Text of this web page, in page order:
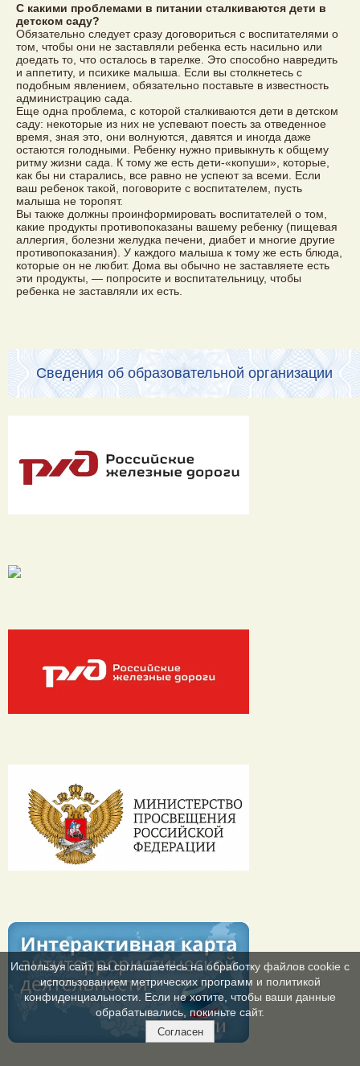
С какими проблемами в питании сталкиваются дети в
детском саду?
Обязательно следует сразу договориться с воспитателями о
том, чтобы они не заставляли ребенка есть насильно или
доедать то, что осталось в тарелке. Это способно навредить
и аппетиту, и психике малыша. Если вы столкнетесь с
подобным явлением, обязательно поставьте в известность
администрацию сада.
Еще одна проблема, с которой сталкиваются дети в детском
саду: некоторые из них не успевают поесть за отведенное
время, зная это, они волнуются, давятся и иногда даже
остаются голодными. Ребенку нужно привыкнуть к общему
ритму жизни сада. К тому же есть дети-«копуши», которые,
как бы ни старались, все равно не успеют за всеми. Если
ваш ребенок такой, поговорите с воспитателем, пусть
малыша не торопят.
Вы также должны проинформировать воспитателей о том,
какие продукты противопоказаны вашему ребенку (пищевая
аллергия, болезни желудка печени, диабет и многие другие
противопоказания). У каждого малыша к тому же есть блюда,
которые он не любит. Дома вы обычно не заставляете есть
эти продукты, — попросите и воспитательницу, чтобы
ребенка не заставляли их есть.
Сведения об образовательной организации
Используя сайт, вы соглашаетесь на обработку файлов cookie с
использованием метрических программ и политикой
конфиденциальности. Если не хотите, чтобы ваши данные
обрабатывались, покиньте сайт.
Согласен